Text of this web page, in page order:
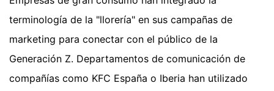
terminología de la "llorería" en sus campañas de
marketing para conectar con el público de la
Generación Z. Departamentos de comunicación de
compañías como KFC España o Iberia han utilizado